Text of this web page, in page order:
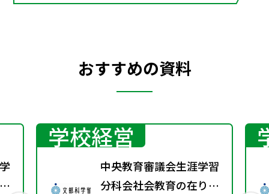
おすすめの資料
学校経営
中央教育審議会生涯学習
分科会社会教育の在り方